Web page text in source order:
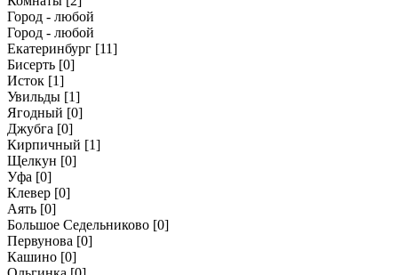
Город - любой
Город - любой
Екатеринбург [11]
Бисерть [0]
Исток [1]
Увильды [1]
Ягодный [0]
Джубга [0]
Кирпичный [1]
Щелкун [0]
Уфа [0]
Клевер [0]
Аять [0]
Большое Седельниково [0]
Первунова [0]
Кашино [0]